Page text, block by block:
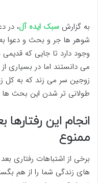
به گزارش سبک ایده آل، در
شوهر ها جر و بحث و دعوا
وجود دارد تا جایی که
می دانستند اما در بسیاری از
زوجین سر می زند که به کل
طولانی تر شدن این بحث
انجام این
ممنوع
برخی از اشتباهات رفتاری
های زندگی شما را از هم